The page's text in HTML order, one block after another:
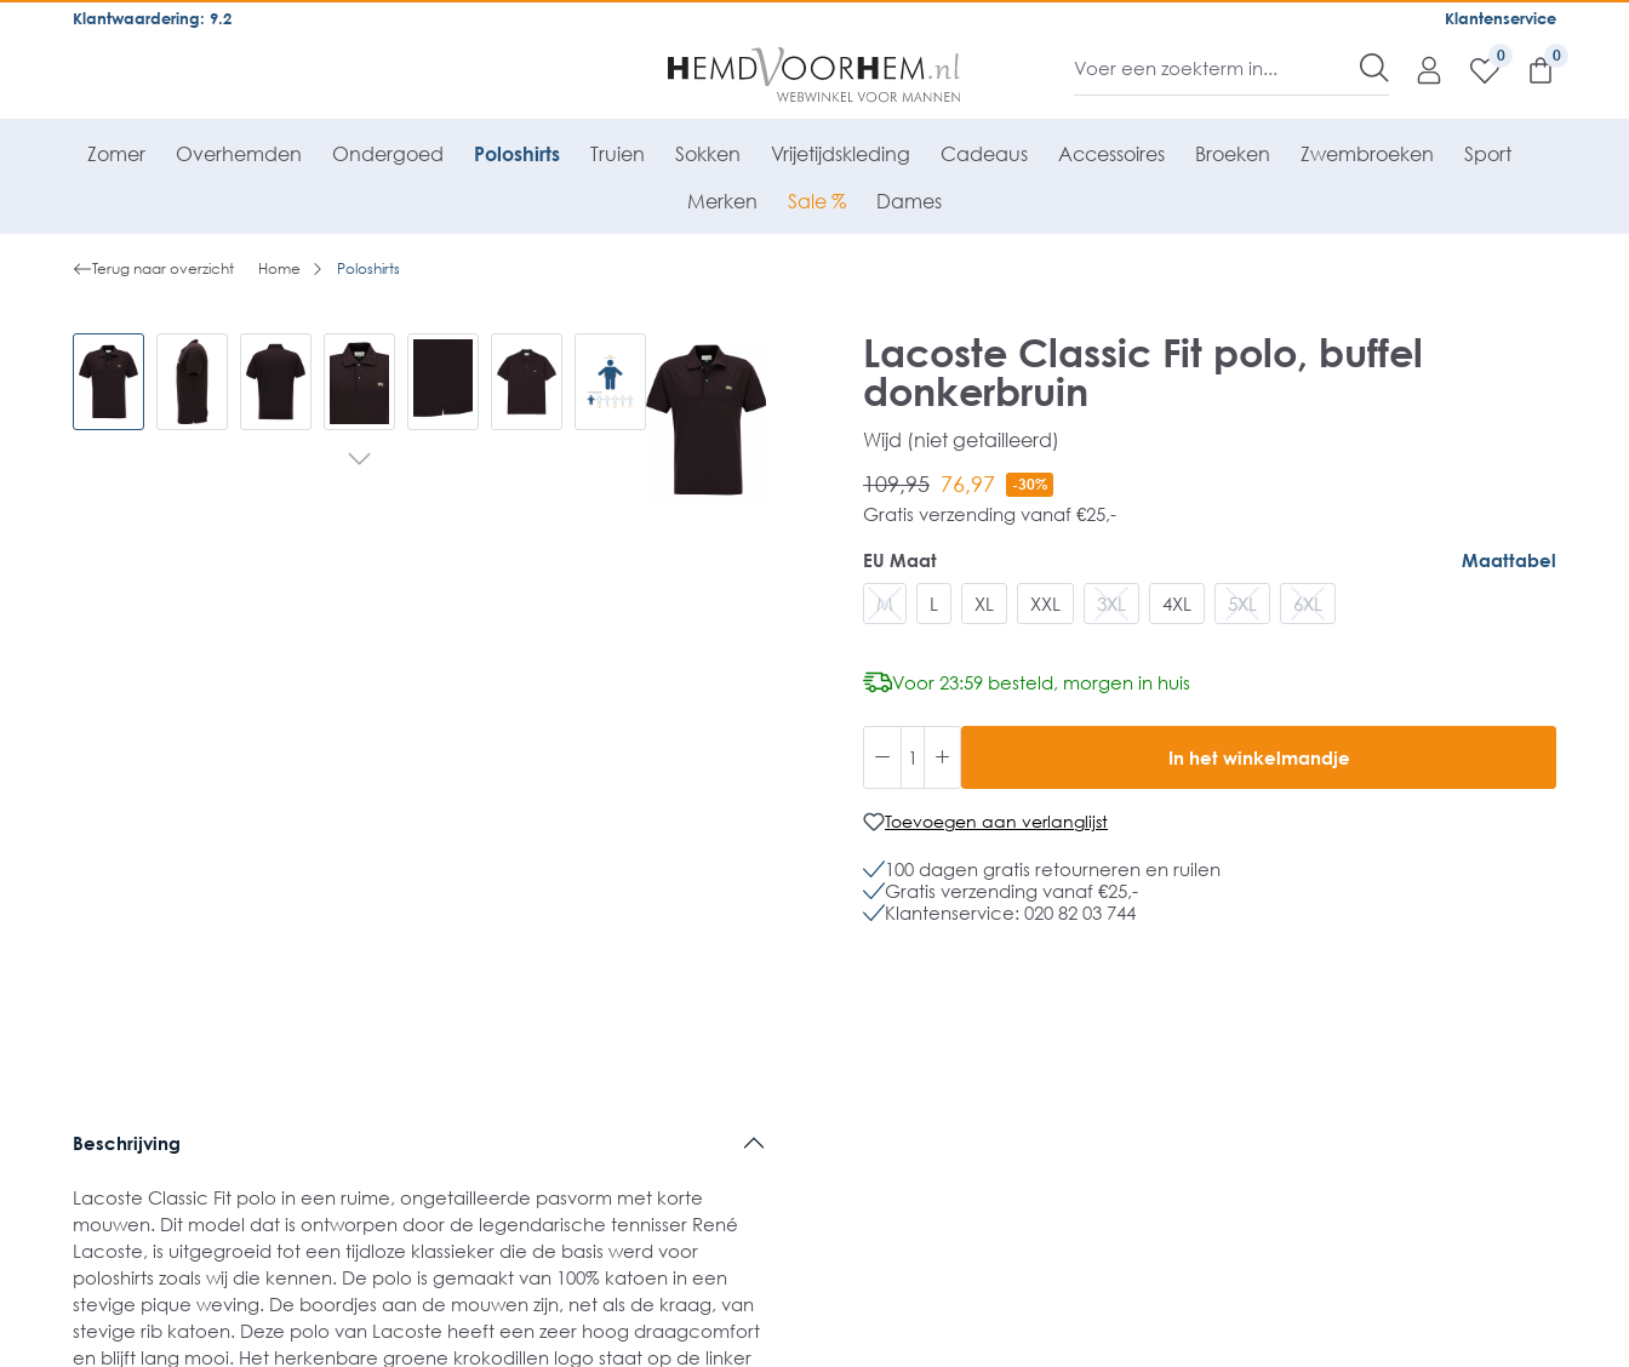
general.skipToNavigation Klantenservice
Klantwaardering: 9.2
0
Zomer Overhemden Ondergoed Poloshirts Truien Sokken Vrijetijdskleding Cadeaus Accessoires Broeken Zwembroeken Sport
Merken Sale % Dames
Terug naar overzicht Home Poloshirts
Lacoste Classic Fit polo, buffel
donkerbruin
Wijd (niet getailleerd)
109,95 76,97 -30%
Gratis verzending vanaf €25,-
EU Maat
Maattabel
M
L XL XXL 3XL 4XL 5XL 6XL
Voor 23:59 besteld, morgen in huis
In het winkelmandje
Toevoegen aan verlanglijst
100 dagen gratis retourneren en ruilen
Gratis verzending vanaf €25,-
Klantenservice: 020 82 03 744
Beschrijving
Lacoste Classic Fit polo in een ruime, ongetailleerde pasvorm met korte
mouwen. Dit model dat is ontworpen door de legendarische tennisser René
Lacoste, is uitgegroeid tot een tijdloze klassieker die de basis werd voor
poloshirts zoals wij die kennen. De polo is gemaakt van 100% katoen in een
stevige pique weving. De boordjes aan de mouwen zijn, net als de kraag, van
stevige rib katoen. Deze polo van Lacoste heeft een zeer hoog draagcomfort
en blijft lang mooi. Het herkenbare groene krokodillen logo staat op de linker